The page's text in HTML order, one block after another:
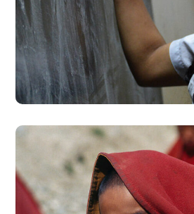
School Education
#EDUCATION